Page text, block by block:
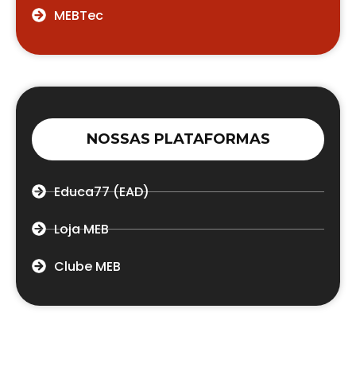
MEBTec
NOSSAS PLATAFORMAS
Educa77 (EAD)
Loja MEB
Clube MEB